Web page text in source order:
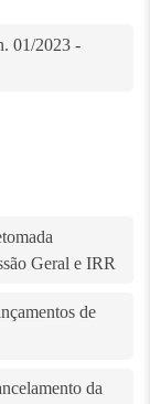
01/2023 -
Geral e IRR
de
da